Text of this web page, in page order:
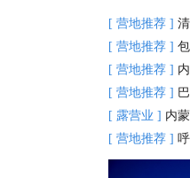
[ 营地推荐 ]
[ 营地推荐 ]
[ 营地推荐 ]
[ 营地推荐 ]
[ 露营业 ] 内
[ 营地推荐 ]